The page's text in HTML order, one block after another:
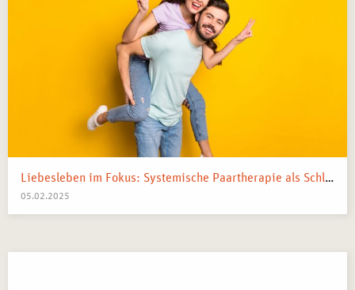
Liebesleben im Fokus: Systemische Paartherapie als Schlüssel zur besseren Beziehung
05.02.2025